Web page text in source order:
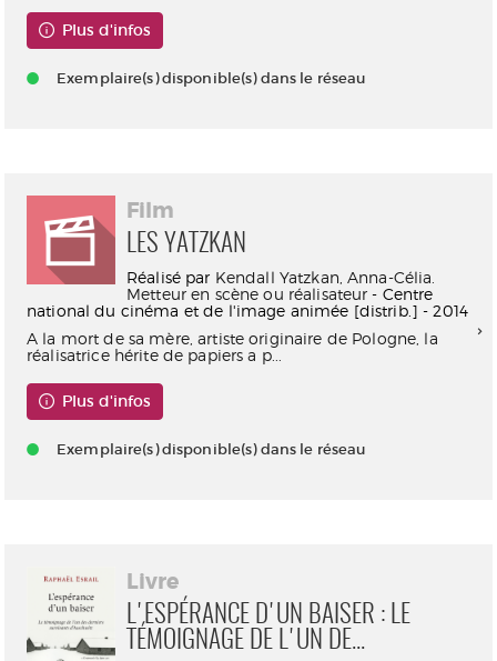
Plus d'infos
Exemplaire(s) disponible(s) dans le réseau
Film
LES YATZKAN
Réalisé par Kendall Yatzkan, Anna-Célia.
Metteur en scène ou réalisateur - Centre
national du cinéma et de l'image animée [distrib.] - 2014
A la mort de sa mère, artiste originaire de Pologne, la
réalisatrice hérite de papiers a p...
Plus d'infos
Exemplaire(s) disponible(s) dans le réseau
Livre
L'ESPÉRANCE D'UN BAISER : LE
TÉMOIGNAGE DE L'UN DE...